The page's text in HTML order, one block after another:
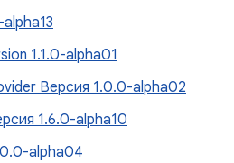
1.1.0-alpha01
Версия 1.0.0-alpha02
1.6.0-alpha10
alpha04